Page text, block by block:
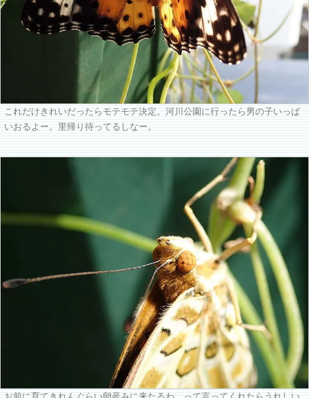
これだけきれいだったらモテモテ決定。河川公園に行ったら男の子いっぱ
いおるよー。里帰り待ってるしなー。